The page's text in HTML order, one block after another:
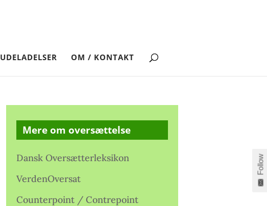
UDELADELSER OM / KONTAKT
Mere om oversættelse
Dansk Oversætterleksikon
VerdenOversat
Counterpoint / Contrepoint
Follow